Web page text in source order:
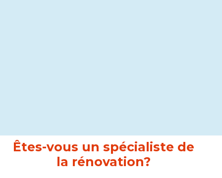
Êtes-vous un spécialiste de
la rénovation?